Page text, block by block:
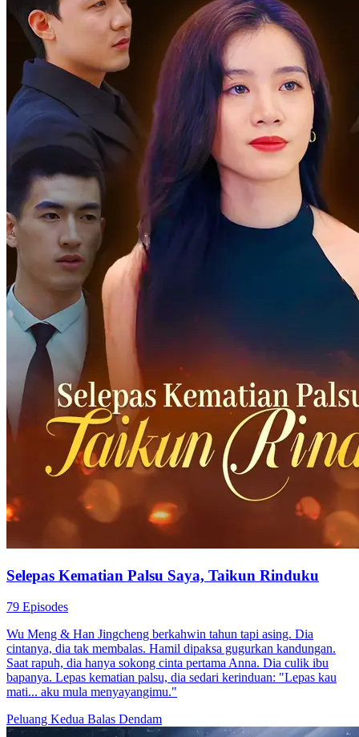
Selepas Kematian Palsu Saya, Taikun Rinduku
79 Episodes
Wu Meng & Han Jingcheng berkahwin tahun tapi asing. Dia
cintanya, dia tak membalas. Hamil dipaksa gugurkan kandungan.
Saat rapuh, dia hanya sokong cinta pertama Anna. Dia culik ibu
bapanya. Lepas kematian palsu, dia sedari kerinduan: "Lepas kau
mati... aku mula menyayangimu."
Peluang Kedua Balas Dendam